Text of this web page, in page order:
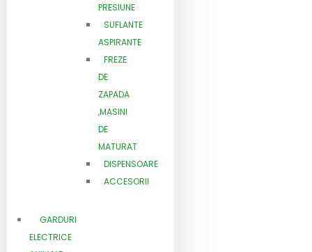
PRESIUNE
SUFLANTE
ASPIRANTE
FREZE
DE
ZAPADA
,MASINI
DE
MATURAT
DISPENSOARE
ACCESORII
GARDURI
ELECTRICE